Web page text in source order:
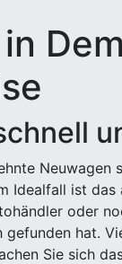
Idealfall ist
oder
hat.
Sie sich